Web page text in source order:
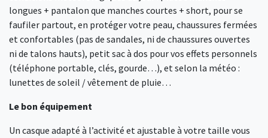
longues + pantalon que manches courtes + short, pour se
faufiler partout, en protéger votre peau, chaussures fermées
et confortables (pas de sandales, ni de chaussures ouvertes
ni de talons hauts), petit sac à dos pour vos effets personnels
(téléphone portable, clés, gourde…), et selon la météo :
lunettes de soleil / vêtement de pluie…
Le bon équipement
Un casque adapté à l’activité et ajustable à votre taille vous